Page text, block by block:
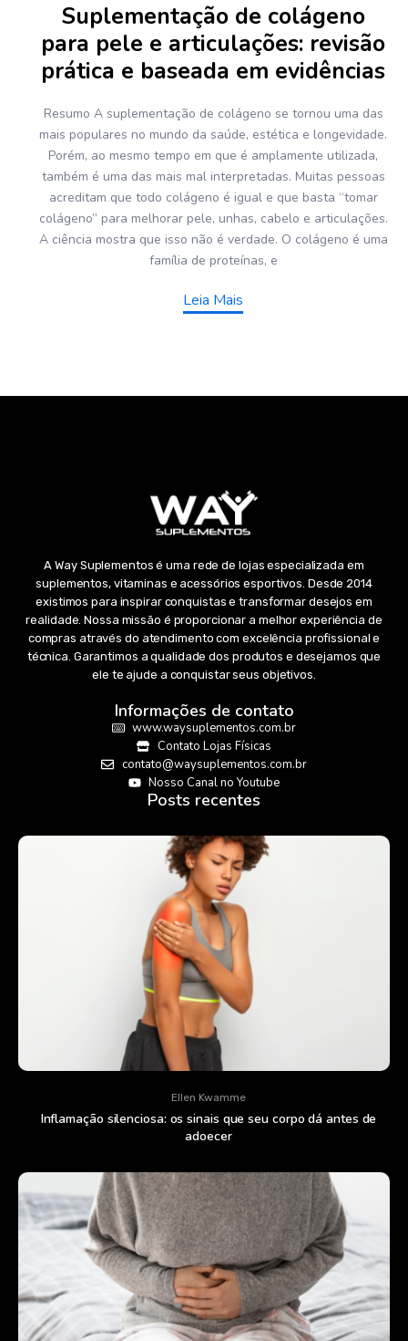
Suplementação de colágeno
para pele e articulações: revisão
prática e baseada em evidências
Resumo A suplementação de colágeno se tornou uma das
mais populares no mundo da saúde, estética e longevidade.
Porém, ao mesmo tempo em que é amplamente utilizada,
também é uma das mais mal interpretadas. Muitas pessoas
acreditam que todo colágeno é igual e que basta “tomar
colágeno” para melhorar pele, unhas, cabelo e articulações.
A ciência mostra que isso não é verdade. O colágeno é uma
família de proteínas, e
Leia Mais
A Way Suplementos é uma rede de lojas especializada em
suplementos, vitaminas e acessórios esportivos. Desde 2014
existimos para inspirar conquistas e transformar desejos em
realidade. Nossa missão é proporcionar a melhor experiência de
compras através do atendimento com excelência profissional e
técnica. Garantimos a qualidade dos produtos e desejamos que
ele te ajude a conquistar seus objetivos.
Informações de contato
www.waysuplementos.com.br
Contato Lojas Físicas
contato@waysuplementos.com.br
Nosso Canal no Youtube
Posts recentes
Ellen Kwamme
Inflamação silenciosa: os sinais que seu corpo dá antes de
adoecer